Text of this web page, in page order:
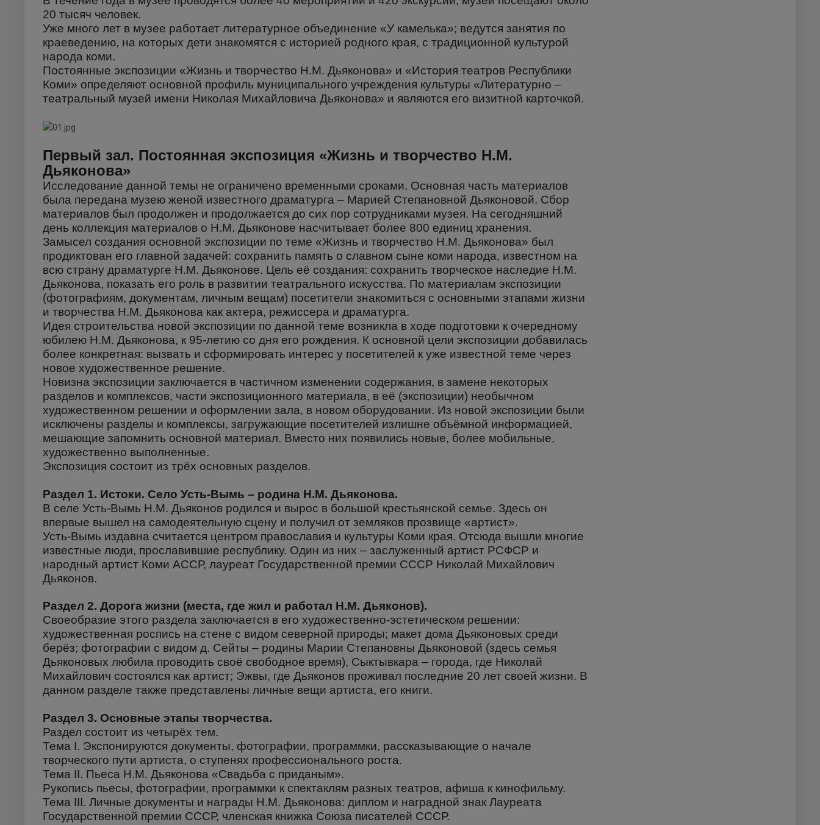
20 тысяч человек.
Уже много лет в музее работает литературное объединение «У камелька»; ведутся занятия по
краеведению, на которых дети знакомятся с историей родного края, с традиционной культурой
народа коми.
Постоянные экспозиции «Жизнь и творчество Н.М. Дьяконова» и «История театров Республики
Коми» определяют основной профиль муниципального учреждения культуры «Литературно –
театральный музей имени Николая Михайловича Дьяконова» и являются его визитной карточкой.
Первый зал. Постоянная экспозиция «Жизнь и творчество Н.М.
Дьяконова»
Исследование данной темы не ограничено временными сроками. Основная часть материалов
была передана музею женой известного драматурга – Марией Степановной Дьяконовой. Сбор
материалов был продолжен и продолжается до сих пор сотрудниками музея. На сегодняшний
день коллекция материалов о Н.М. Дьяконове насчитывает более 800 единиц хранения.
Замысел создания основной экспозиции по теме «Жизнь и творчество Н.М. Дьяконова» был
продиктован его главной задачей: сохранить память о славном сыне коми народа, известном на
всю страну драматурге Н.М. Дьяконове. Цель её создания: сохранить творческое наследие Н.М.
Дьяконова, показать его роль в развитии театрального искусства. По материалам экспозиции
(фотографиям, документам, личным вещам) посетители знакомиться с основными этапами жизни
и творчества Н.М. Дьяконова как актера, режиссера и драматурга.
Идея строительства новой экспозиции по данной теме возникла в ходе подготовки к очередному
юбилею Н.М. Дьяконова, к 95-летию со дня его рождения. К основной цели экспозиции добавилась
более конкретная: вызвать и сформировать интерес у посетителей к уже известной теме через
новое художественное решение.
Новизна экспозиции заключается в частичном изменении содержания, в замене некоторых
разделов и комплексов, части экспозиционного материала, в её (экспозиции) необычном
художественном решении и оформлении зала, в новом оборудовании. Из новой экспозиции были
исключены разделы и комплексы, загружающие посетителей излишне объёмной информацией,
мешающие запомнить основной материал. Вместо них появились новые, более мобильные,
художественно выполненные.
Экспозиция состоит из трёх основных разделов.
Раздел 1. Истоки. Село Усть-Вымь – родина Н.М. Дьяконова.
В селе Усть-Вымь Н.М. Дьяконов родился и вырос в большой крестьянской семье. Здесь он
впервые вышел на самодеятельную сцену и получил от земляков прозвище «артист».
Усть-Вымь издавна считается центром православия и культуры Коми края. Отсюда вышли многие
известные люди, прославившие республику. Один из них – заслуженный артист РСФСР и
народный артист Коми АССР, лауреат Государственной премии СССР Николай Михайлович
Дьяконов.
Раздел 2. Дорога жизни (места, где жил и работал Н.М. Дьяконов).
Своеобразие этого раздела заключается в его художественно-эстетическом решении:
художественная роспись на стене с видом северной природы; макет дома Дьяконовых среди
берёз; фотографии с видом д. Сейты – родины Марии Степановны Дьяконовой (здесь семья
Дьяконовых любила проводить своё свободное время), Сыктывкара – города, где Николай
Михайлович состоялся как артист; Эжвы, где Дьяконов проживал последние 20 лет своей жизни. В
данном разделе также представлены личные вещи артиста, его книги.
Раздел 3. Основные этапы творчества.
Раздел состоит из четырёх тем.
Тема I. Экспонируются документы, фотографии, программки, рассказывающие о начале
творческого пути артиста, о ступенях профессионального роста.
Тема II. Пьеса Н.М. Дьяконова «Свадьба с приданым».
Рукопись пьесы, фотографии, программки к спектаклям разных театров, афиша к кинофильму.
Тема III. Личные документы и награды Н.М. Дьяконова: диплом и наградной знак Лауреата
Государственной премии СССР, членская книжка Союза писателей СССР.